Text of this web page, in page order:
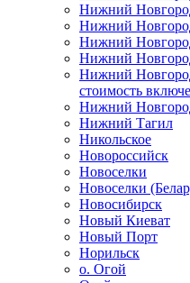
Нижний
Нижний
Нижний
Нижний
Нижний
стоимость
Нижний
Нижний Тагил
Никольское
Новороссийск
Новоселки
Новоселки
Новосибирск
Новый Киеват
Новый Порт
Норильск
о. Огой